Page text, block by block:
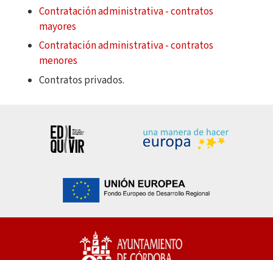
Contratación administrativa - contratos
mayores
Contratación administrativa - contratos
menores
Contratos privados.